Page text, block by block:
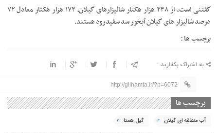
گفتنی است، از ۲۳۸ هزار هکتار شالیزار‌های گیلان، ۱۷۲ هزار هکتار معادل ۷۲
درصد شالیزار های گیلان آبخور سد سفیدرود هستند.
برچسب ها :
به اشتراک بگذارید :
http://gilhamta.ir/?p=6072
برچسب ها
آب منطقه ای گیلان گیل همتا